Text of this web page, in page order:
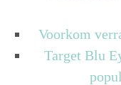
Voorkom
Target Blu